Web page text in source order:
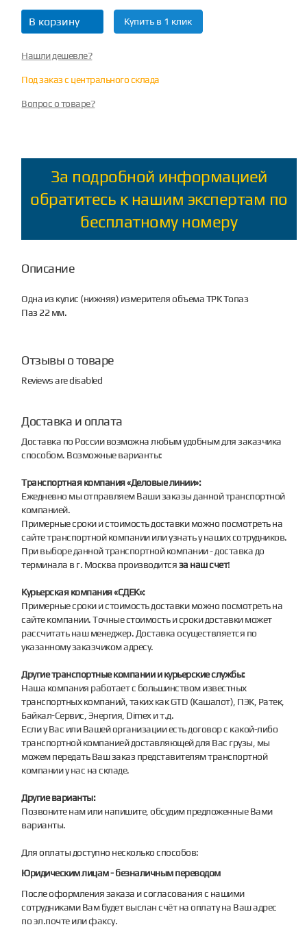
В корзину Купить в 1 клик
Нашли дешевле?
Под заказ с центрального склада
Вопрос о товаре?
За подробной информацией
обратитесь к нашим экспертам по
бесплатному номеру
Описание
Одна из кулис (нижняя) измерителя объема ТРК Топаз
Паз 22 мм.
Отзывы о товаре
Reviews are disabled
Доставка и оплата
Доставка по России возможна любым удобным для заказчика
способом. Возможные варианты:
Транспортная компания «Деловые линии»:
Ежедневно мы отправляем Ваши заказы данной транспортной
компанией.
Примерные сроки и стоимость доставки можно посмотреть на
сайте транспортной компании или узнать у наших сотрудников.
При выборе данной транспортной компании - доставка до
терминала в г. Москва производитсяза наш счет!
Курьерская компания «СДЕК»:
Примерные сроки и стоимость доставки можно посмотреть на
сайте компании. Точные стоимость и сроки доставки может
рассчитать наш менеджер. Доставка осуществляется по
указанному заказчиком адресу.
Другие транспортные компании и курьерские службы:
Наша компания работает с большинством известных
транспортных компаний, таких как GTD (Кашалот), ПЭК, Ратек,
Байкал-Сервис, Энергия, Dimex и т.д.
Если у Вас или Вашей организации есть договор с какой-либо
транспортной компанией доставляющей для Вас грузы, мы
можем передать Ваш заказ представителям транспортной
компании у нас на складе.
Другие варианты:
Позвоните нам или напишите, обсудим предложенные Вами
варианты.
Для оплаты доступно несколько способов:
Юридическим лицам - безналичным переводом
После оформления заказа и согласования с нашими
сотрудниками Вам будет выслан счёт на оплату на Ваш адрес
по эл.почте или факсу.